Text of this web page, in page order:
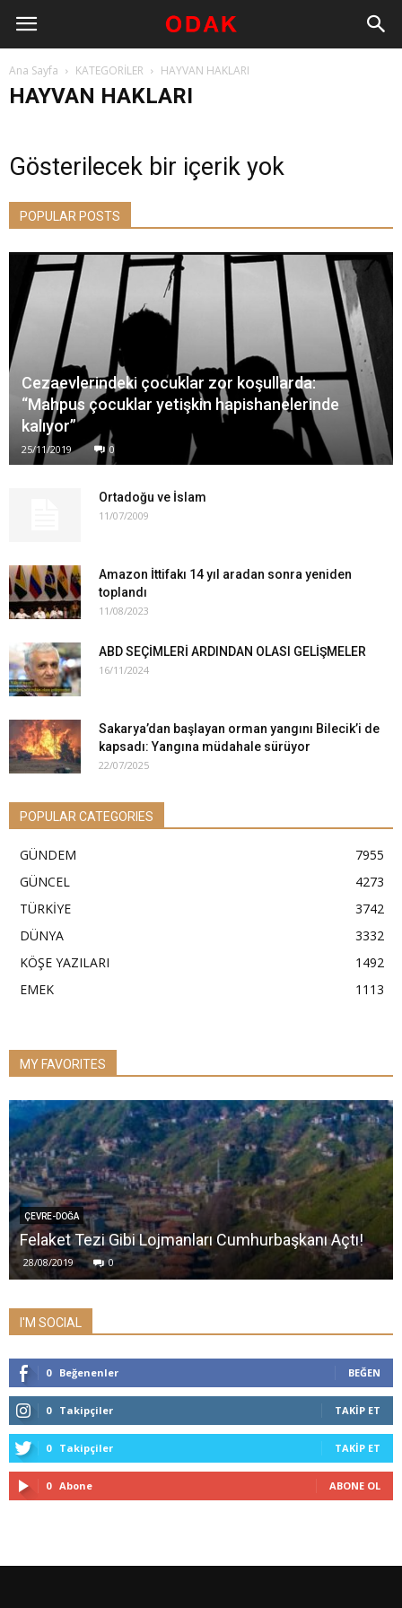
Ana Sayfa KATEGORİLER HAYVAN HAKLARI
HAYVAN HAKLARI
Gösterilecek bir içerik yok
POPULAR POSTS
Cezaevlerindeki çocuklar zor koşullarda:
“Mahpus çocuklar yetişkin hapishanelerinde
kalıyor”
25/11/2019 0
Ortadoğu ve İslam
11/07/2009
Amazon İttifakı 14 yıl aradan sonra yeniden
toplandı
11/08/2023
ABD SEÇİMLERİ ARDINDAN OLASI GELİŞMELER
16/11/2024
Sakarya’dan başlayan orman yangını Bilecik’i de
kapsadı: Yangına müdahale sürüyor
22/07/2025
POPULAR CATEGORIES
GÜNDEM
7955
GÜNCEL
4273
TÜRKİYE
3742
DÜNYA
3332
KÖŞE YAZILARI
1492
EMEK
1113
MY FAVORITES
ÇEVRE-DOĞA
Felaket Tezi Gibi Lojmanları Cumhurbaşkanı Açtı!
28/08/2019 0
I'M SOCIAL
0 Beğenenler BEĞEN
0 Takipçiler TAKIP ET
0 Takipçiler TAKIP ET
0 Abone ABONE OL